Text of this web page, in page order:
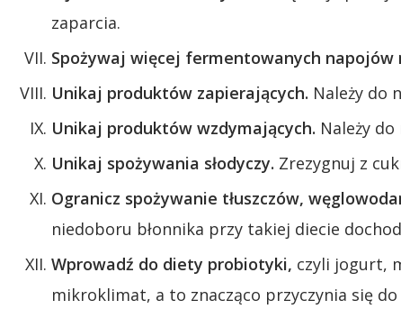
zaparcia.
Spożywaj więcej fermentowanych napojów
Unikaj produktów zapierających. Należy do
Unikaj produktów wzdymających. Należy
Unikaj spożywania słodyczy. Zrezygnuj z
Ogranicz spożywanie tłuszczów,
niedoboru błonnika przy takiej diecie
Wprowadź do diety probiotyki, czyli jogurt,
mikroklimat, a to znacząco przyczynia się